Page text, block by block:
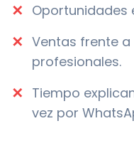
✕ Oportunidades
✕ Ventas frente
profesionales.
✕ Tiempo
vez por